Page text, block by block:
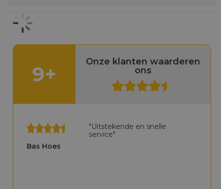
9+
Onze klanten waarderen
ons
Bas Hoes
"Uitstekende en snelle
service"